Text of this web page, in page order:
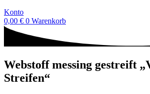
Konto
0,00 € 0 Warenkorb
Webstoff messing gestreift
Streifen“